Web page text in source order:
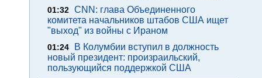
01:32 CNN: глава Объединенного
комитета начальников штабов США ищет
"выход" из войны с Ираном
01:24
В Колумбии вступил в должность
новый президент: произраильский,
пользующийся поддержкой США